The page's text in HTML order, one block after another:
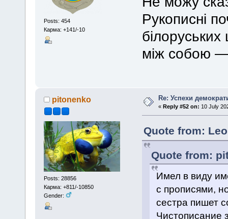
Posts: 454
Карма: +141/-10
Рукописні
білоруських
між собою
pitonenko
Posts: 28856
Карма: +811/-10850
Gender:
Re: Успехи
«Reply #52 on: 10 July
Quote from:
Quote from:
Имел в виду
с прописями,
сестра пишет
Чистописание